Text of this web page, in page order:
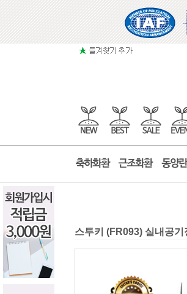
스투키 (FR093) 실내공